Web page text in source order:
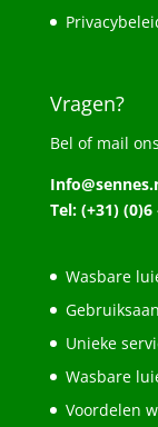
Vragen?
Bel of mail
Tel: (+31) (0)6
Wasbare
Unieke
Wasbare
Voordelen